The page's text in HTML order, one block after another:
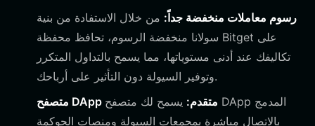
رسوم معاملات منخفضة جداً: من خلال الاستفادة من بنية
سولانا منخفضة الرسوم، تحافظ محفظة Bitget على
تكاليفك عند أدنى مستوياتها، مما يسمح بالتداول المتكرر
وتوفير السيولة دون التأثير على أرباحك.
متصفح DApp متقدم: يسمح لك متصفح DApp المدمج
بالاتصال مباشرة بمجمعات السيولة ومنصات الحوكمة